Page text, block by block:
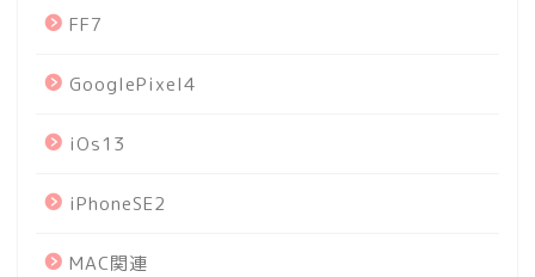
FF7
GooglePixel4
iOs13
iPhoneSE2
MAC関連